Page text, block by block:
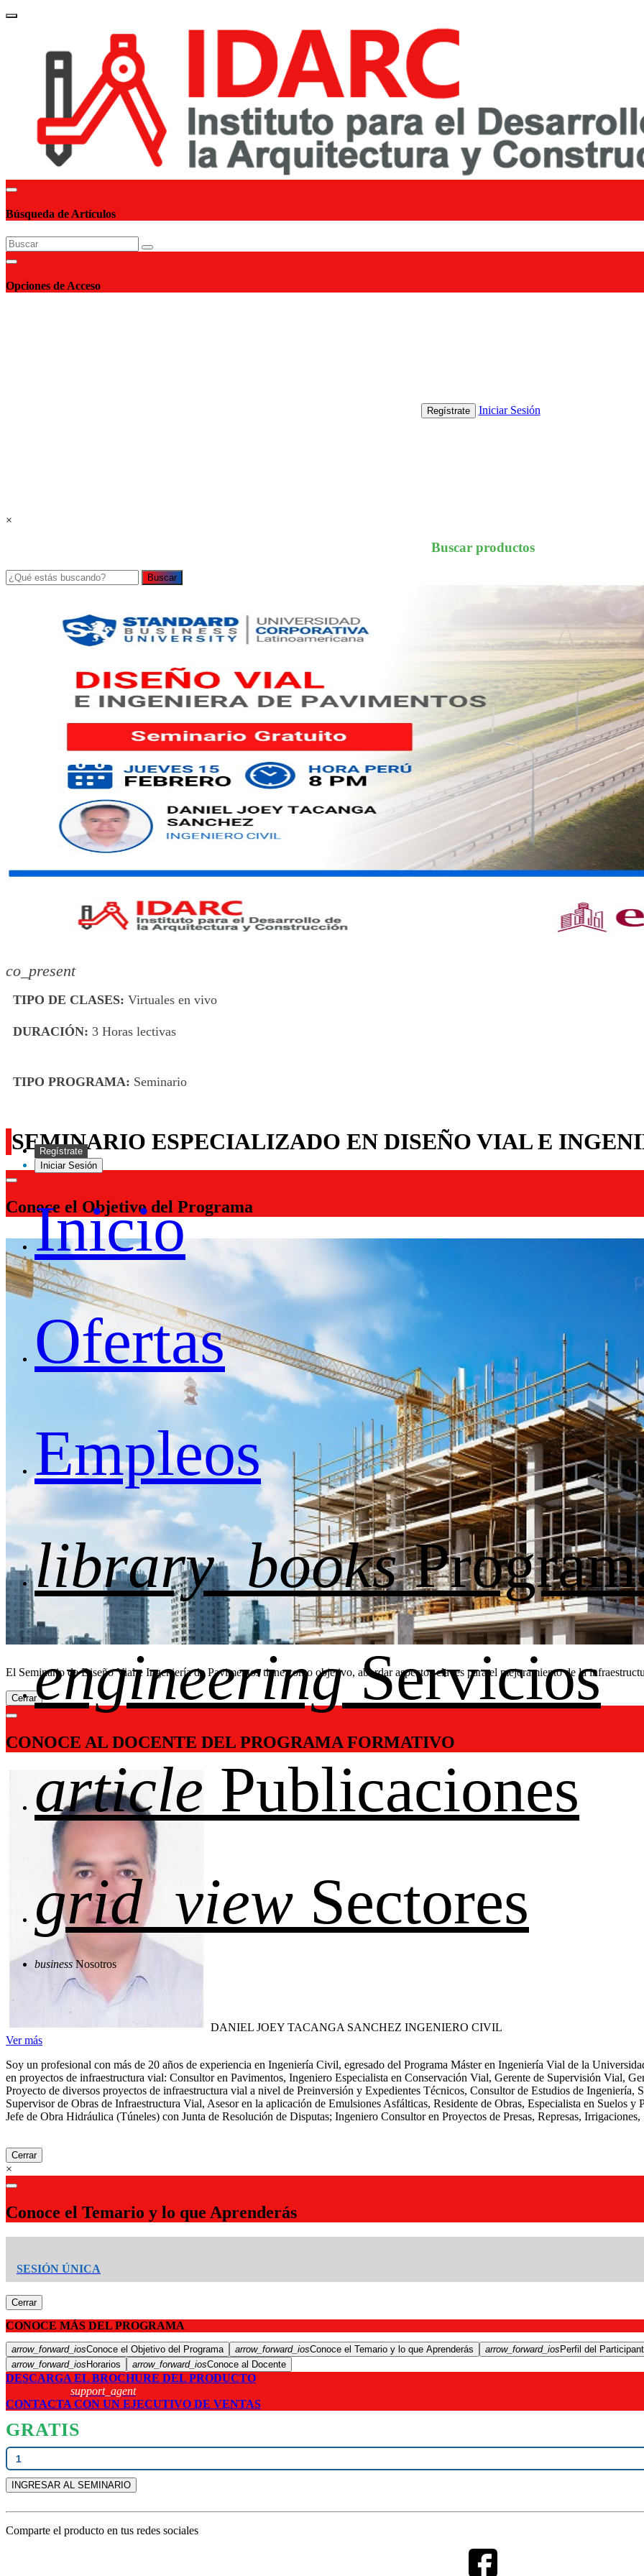
brand_awareness
Búsqueda de Artículos
Opciones de Acceso
Regístrate Iniciar Sesión
×
Buscar productos
Buscar
Regístrate
Iniciar Sesión
Inicio
Ofertas
Empleos
library_books
engineering Servicios
article Publicaciones
grid_view Sectores
business Nosotros
co_present
TIPO DE CLASES: Virtuales en vivo
DURACIÓN: 3 Horas lectivas
TIPO PROGRAMA: Seminario
SEMINARIO ESPECIALIZADO EN DISEÑO VIAL E
Conoce el Objetivo del Programa
El Seminario de Diseño Vial e Ingeniería de Pavimentos tiene como objetivo, abordar aspectos claves para el mejoramiento de la
Cerrar
CONOCE AL DOCENTE DEL PROGRAMA FORMATIVO
DANIEL JOEY TACANGA SANCHEZ INGENIERO CIVIL
Ver más
Soy un profesional con más de 20 años de experiencia en Ingeniería Civil, egresado del Programa Máster en Ingeniería Vial de la
en proyectos de infraestructura vial: Consultor en Pavimentos, Ingeniero Especialista en Conservación Vial, Gerente de Supervisión Vial,
Proyecto de diversos proyectos de infraestructura vial a nivel de Preinversión y Expedientes Técnicos, Consultor de Estudios de Ingeniería,
Supervisor de Obras de Infraestructura Vial, Asesor en la aplicación de Emulsiones Asfálticas, Residente de Obras, Especialista en Suelos
Jefe de Obra Hidráulica (Túneles) con Junta de Resolución de Disputas; Ingeniero Consultor en Proyectos de Presas, Represas,
Cerrar
×
Conoce el Temario y lo que Aprenderás
SESIÓN ÚNICA
Cerrar
CONOCE MÁS DEL PROGRAMA
arrow_forward_iosConoce el Objetivo del Programa arrow_forward_iosConoce el Temario y lo que Aprenderás arrow_forward_ios Perfil del
arrow_forward_ios Horarios arrow_forward_iosConoce al Docente
DESCARGA EL BROCHURE DEL PRODUCTO
support_agent
CONTACTA CON UN EJECUTIVO DE VENTAS
GRATIS
INGRESAR AL SEMINARIO
Comparte el producto en tus redes sociales